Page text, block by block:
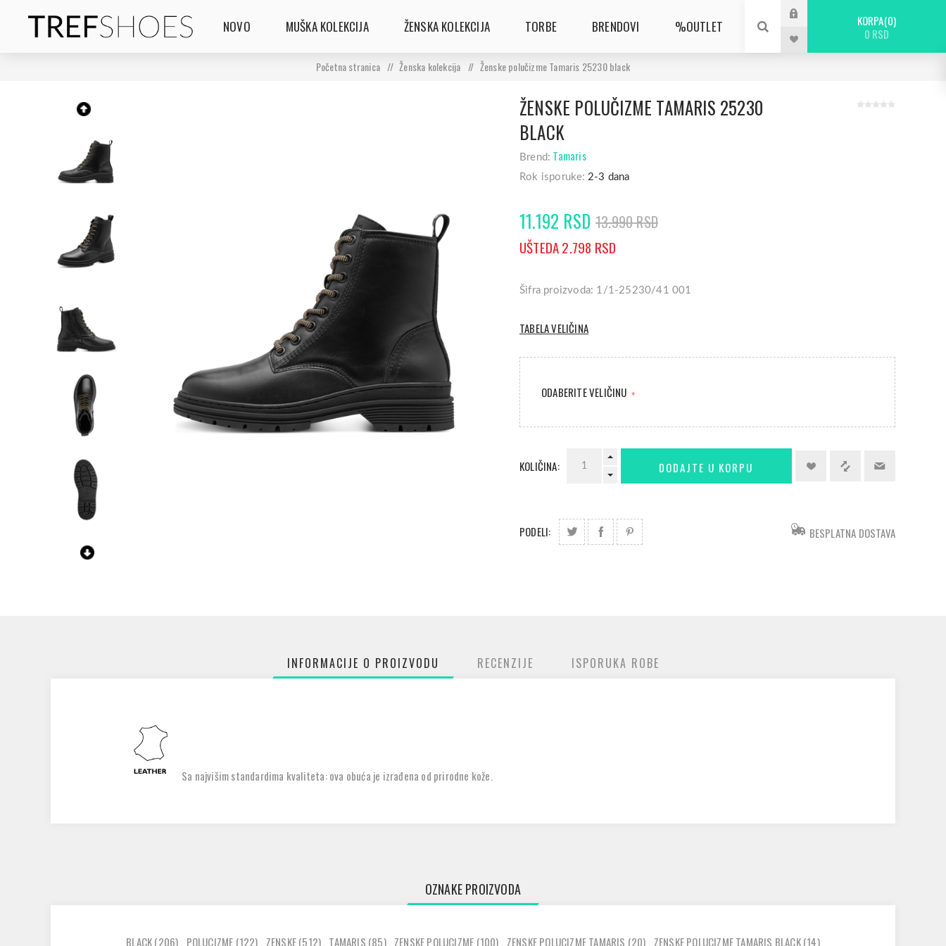
NOVO MUŠKA KOLEKCIJA ŽENSKA KOLEKCIJA TORBE BRENDOVI %OUTLET KORPA 0
0 RSD
Početna stranica / Ženska kolekcija / Ženske polučizme Tamaris 25230 black
ŽENSKE POLUČIZME TAMARIS 25230
BLACK
Brend: Tamaris
Rok isporuke: 2-3 dana
11.192 RSD 13.990 RSD
UŠTEDA 2.798 RSD
Šifra proizvoda: 1/1-25230/41 001
TABELA VELIČINA
ODABERITE VELIČINU *
KOLIČINA:
PODELI: BESPLATNA DOSTAVA
INFORMACIJE O PROIZVODU RECENZIJE ISPORUKA ROBE
Sa najvišim standardima kvaliteta: ova obuća je izrađena od prirodne kože.
OZNAKE PROIZVODA
BLACK(206), POLUCIZME (122) , ZENSKE(512), TAMARIS (85), ZENSKE POLUCIZME (100) , ZENSKE POLUCIZME TAMARIS (20) , ZENSKE POLUCIZME TAMARIS BLACK(14)